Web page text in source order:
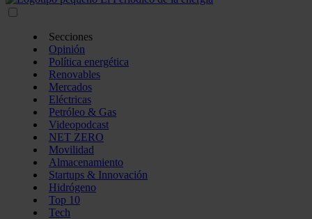
Secciones
Opinión
Política energética
Renovables
Mercados
Eléctricas
Petróleo & Gas
Videopodcast
NET ZERO
Movilidad
Almacenamiento
Startups & Innovación
Hidrógeno
Top 10
Tech